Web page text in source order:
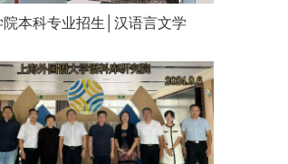
院本科专业招生│汉语言文学